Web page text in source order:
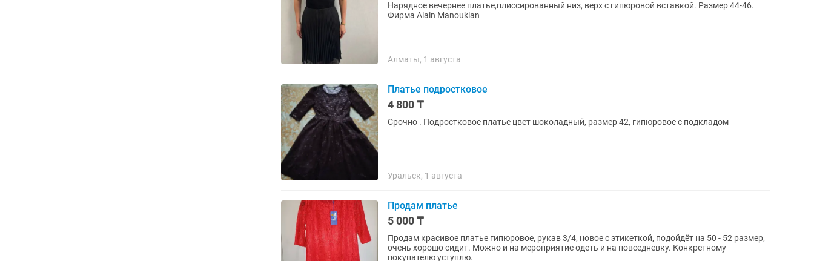
Нарядное вечернее платье,плиссированный низ, верх с гипюровой вставкой. Размер 44-46.
Фирма Alain Manoukian
Алматы, 1 августа
Платье подростковое
4 800 ₸
Срочно . Подростковое платье цвет шоколадный, размер 42, гипюровое с подкладом
Уральск, 1 августа
Продам платье
5 000 ₸
Продам красивое платье гипюровое, рукав 3/4, новое с этикеткой, подойдёт на 50 - 52 размер,
очень хорошо сидит. Можно и на мероприятие одеть и на повседневку. Конкретному
покупателю уступлю.